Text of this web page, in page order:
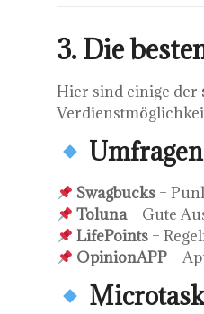
3. Die
Hier sind einige der
Swagbucks –
Toluna– Gute
LifePoints –
OpinionAPP –